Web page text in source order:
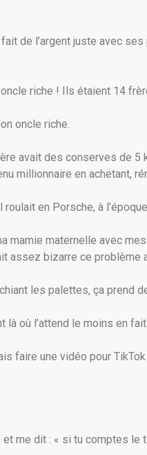
de l’argent juste avec
oncle riche ! Ils étaient 14
oncle riche.
avait des conserves de
millionnaire en achetant,
en Porsche, à
mamie maternelle avec
assez bizarre ce problème
chiant les palettes, ça prend
là où l’attend le moins en fait.
faire une vidéo pour
et me dit : « si tu comptes